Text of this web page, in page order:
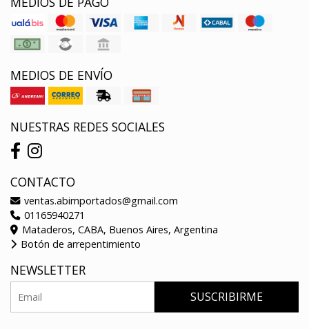
MEDIOS DE ENVÍO
NUESTRAS REDES SOCIALES
CONTACTO
ventas.abimportados@gmail.com
01165940271
Mataderos, CABA, Buenos Aires, Argentina
Botón de arrepentimiento
NEWSLETTER
SUSCRIBIRME